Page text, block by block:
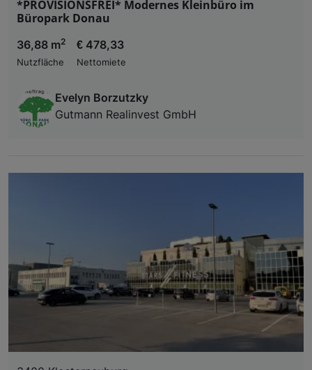
*PROVISIONSFREI* Modernes Kleinbüro im
Büropark Donau
36,88 m2
Nutzfläche
€ 478,33
Nettomiete
Evelyn Borzutzky
Gutmann Realinvest GmbH